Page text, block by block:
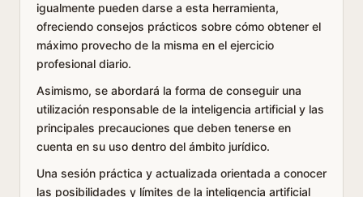
igualmente pueden darse a esta herramienta,
ofreciendo consejos prácticos sobre cómo obtener el
máximo provecho de la misma en el ejercicio
profesional diario.
Asimismo, se abordará la forma de conseguir una
utilización responsable de la inteligencia artificial y las
principales precauciones que deben tenerse en
cuenta en su uso dentro del ámbito jurídico.
Una sesión práctica y actualizada orientada a conocer
las posibilidades y límites de la inteligencia artificial